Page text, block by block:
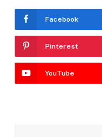
Facebook
Pinterest
YouTube